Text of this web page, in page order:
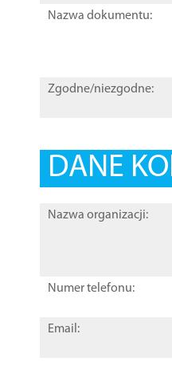
Nazwa dokumentu:
Zgodne/niezgodne:
DANE
Nazwa organizacji:
Numer telefonu:
Email: